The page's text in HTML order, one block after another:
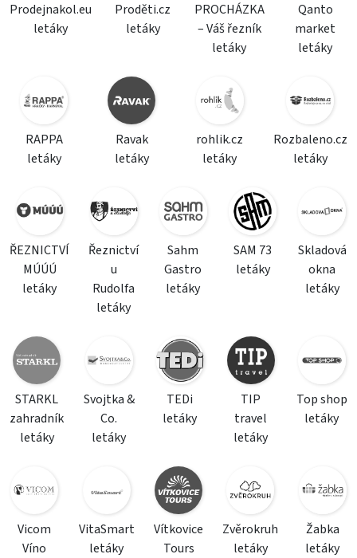
Prodejnakol.eu
letáky
Proděti.cz
letáky
PROCHÁZKA
– Váš řezník
letáky
Qanto
market
letáky
RAPPA
letáky
Ravak
letáky
rohlik.cz
letáky
Rozbaleno.cz
letáky
ŘEZNICTVÍ
MÚÚÚ
letáky
Řeznictví
u
Rudolfa
letáky
Sahm
Gastro
letáky
SAM 73
letáky
Skladová
okna
letáky
STARKL
zahradník
letáky
Svojtka &
Co.
letáky
TEDi
letáky
TIP
travel
letáky
Top shop
letáky
Vicom
Víno
VitaSmart
letáky
Vítkovice
Tours
Zvěrokruh
letáky
Žabka
letáky